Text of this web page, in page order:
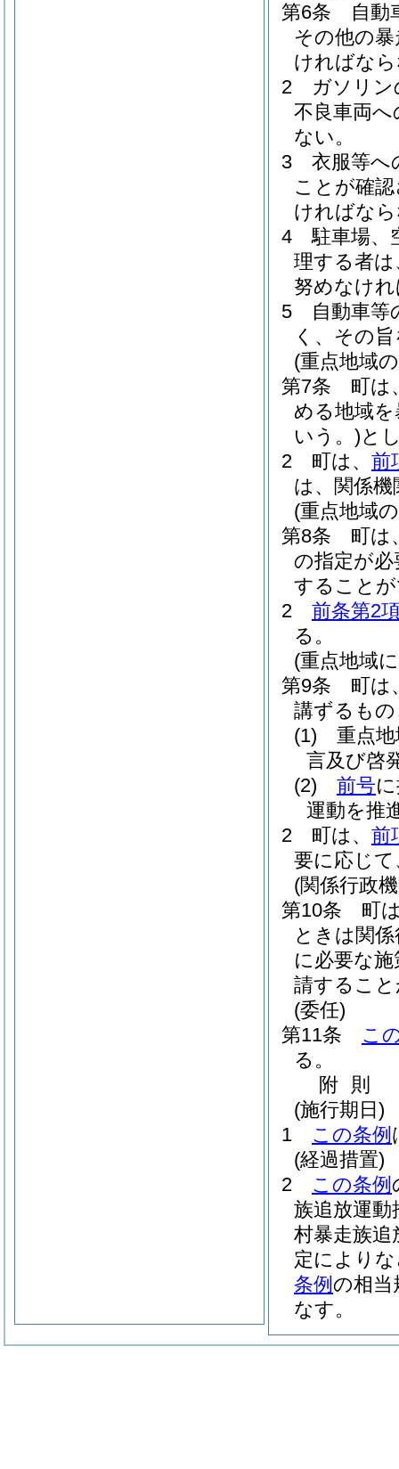
第6条
自動
その他の
ければな
2
ガソリン
不良車両
ない。
3
衣服等へ
ことが確
ければな
4
駐車場、
理する者
努めなけ
5
自動車
く、その
(重点地域
第7条
町は
める地域
いう。)と
2
町は、 前
は、関係
(重点地域
第8条
町は
の指定が
すること
2
前条第2
る。
(重点地域
第9条
町は
講ずるも
(1)
重点
言及び啓
(2)
前号
運動を推
2
町は、 前
要に応じ
(関係行政
第10条
町
ときは関
に必要な
請するこ
(委任)
第11条
こ
る。
附 則
(施行期日)
1
この条例
(経過措置)
2
この条例
族追放運動
村暴走族追
定により
条例 の相当
なす。